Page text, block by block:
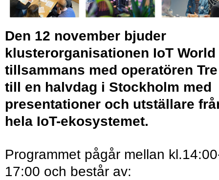
Den 12 november bjuder
klusterorganisationen IoT World
tillsammans med operatören
till en halvdag i Stockholm med
presentationer och utställare
hela IoT-ekosystemet.
Programmet pågår mellan
17:00 och består av: